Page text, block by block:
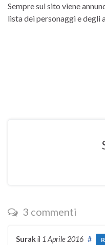
Sempre sul sito viene
lista dei personaggi e degli
3 commenti
Surakil 1 Aprile 2016 #